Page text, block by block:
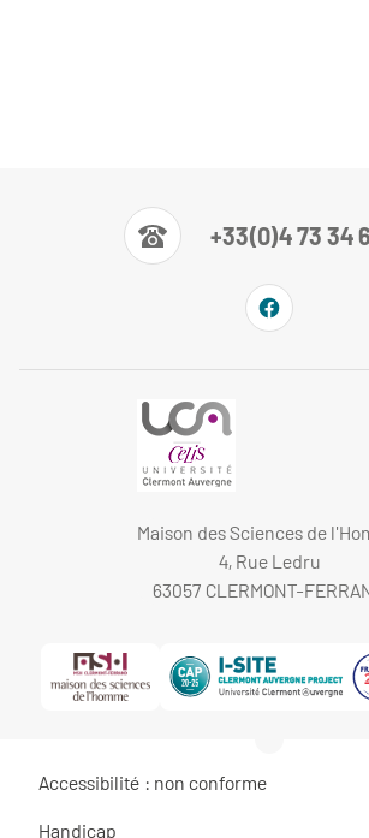
+33(0)4 73 34
Maison des Sciences de
4, Rue Ledru
63057 CLERMONT-
Accessibilité : non conforme
Handicap